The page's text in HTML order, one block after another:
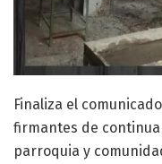
Finaliza el
firmantes de
parroquia y